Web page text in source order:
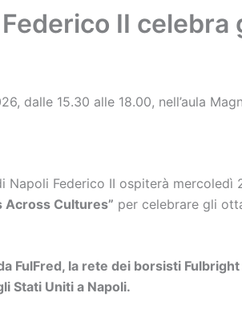
Federico II
dalle 15.30 alle 18.00, nell’aula
Napoli Federico II ospiterà
Across Cultures” per celebrare gli
FulFred, la rete dei borsisti
Stati Uniti a Napoli.